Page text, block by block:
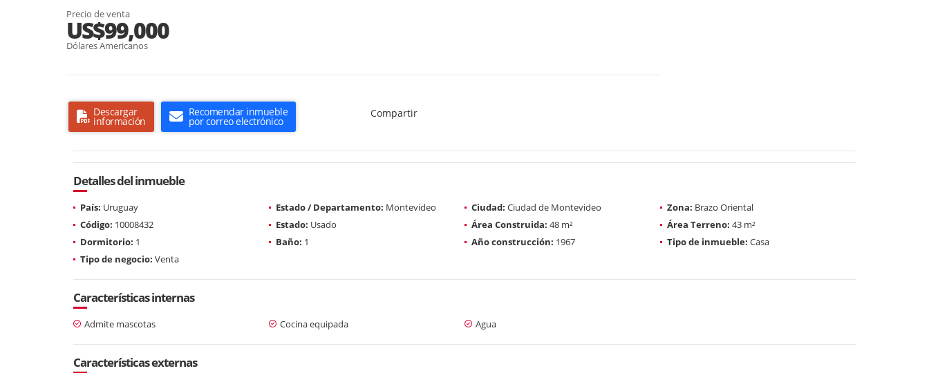
Precio de venta
US$99,000
Dólares Americanos
Descargar
información
Recomendar inmueble
por correo electrónico
Compartir
Detalles del inmueble
País: Uruguay Estado / Departamento: Montevideo Ciudad: Ciudad de Montevideo Zona: Brazo Oriental
Código: 10008432 Estado: Usado Área Construida: 48 m² Área Terreno: 43 m²
Dormitorio: 1 Baño: 1 Año construcción: 1967 Tipo de inmueble: Casa
Tipo de negocio: Venta
Características internas
Admite mascotas Cocina equipada Agua
Características externas